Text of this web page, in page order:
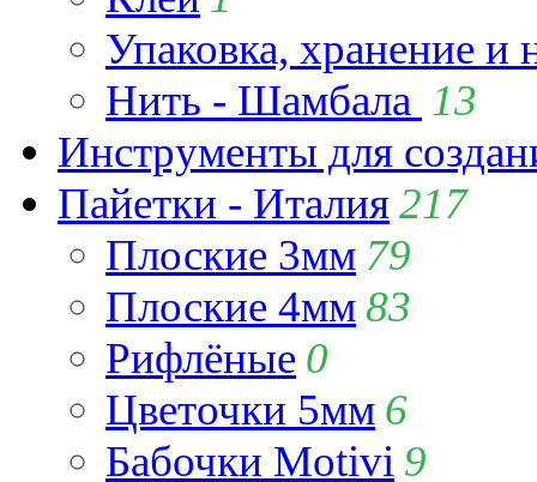
Упаковка, хранение и
Нить - Шамбала 13
Инструменты для
Пайетки - Италия217
Плоские 3мм 79
Плоские 4мм83
Рифлёные 0
Цветочки 5мм 6
Бабочки Motivi 9